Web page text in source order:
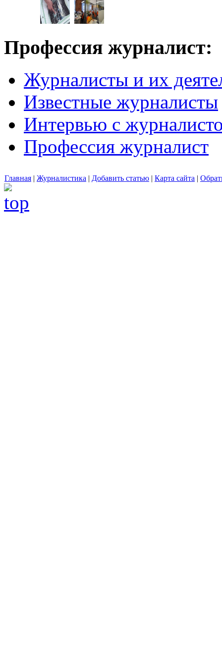
Профессия журналист:
Журналисты и их
Известные журналисты
Интервью с
Профессия журналист
Главная | Журналистика | Добавить статью | Карта сайта |